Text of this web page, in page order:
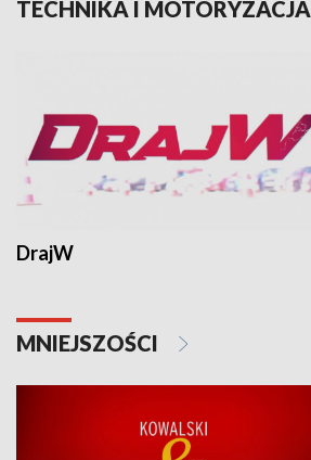
TECHNIKA I MOTORYZACJA
DrajW
MNIEJSZOŚCI